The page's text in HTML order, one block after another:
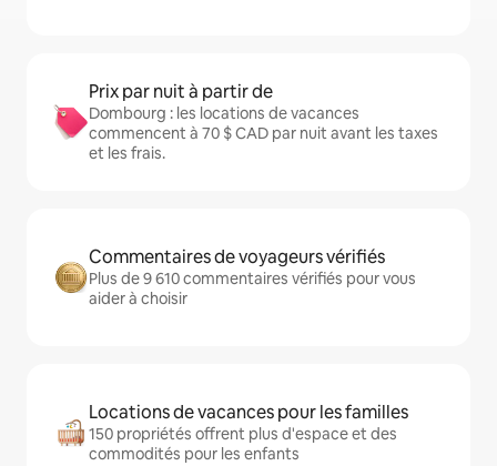
Prix par nuit à partir de
Dombourg : les locations de vacances
commencent à 70 $ CAD par nuit avant les taxes
et les frais.
Commentaires de voyageurs vérifiés
Plus de 9 610 commentaires vérifiés pour vous
aider à choisir
Locations de vacances pour les familles
150 propriétés offrent plus d'espace et des
commodités pour les enfants